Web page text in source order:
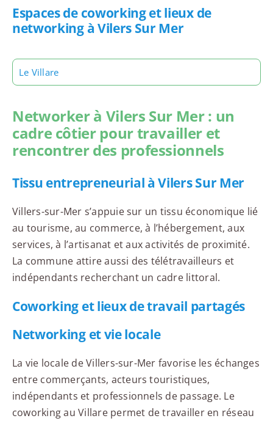
Espaces de coworking et lieux de
networking à Vilers Sur Mer
Le Villare
Networker à Vilers Sur Mer : un
cadre côtier pour travailler et
rencontrer des professionnels
Tissu entrepreneurial à Vilers Sur Mer
Villers-sur-Mer s’appuie sur un tissu économique lié
au tourisme, au commerce, à l’hébergement, aux
services, à l’artisanat et aux activités de proximité.
La commune attire aussi des télétravailleurs et
indépendants recherchant un cadre littoral.
Coworking et lieux de travail partagés
Networking et vie locale
La vie locale de Villers-sur-Mer favorise les échanges
entre commerçants, acteurs touristiques,
indépendants et professionnels de passage. Le
coworking au Villare permet de travailler en réseau